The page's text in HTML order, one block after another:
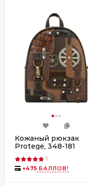
Кожаный рюкзак
Protege, 348-181
1
+475 БАЛЛОВ!